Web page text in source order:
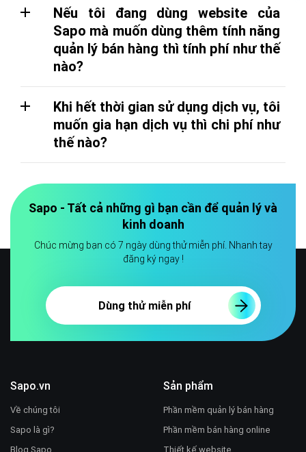
Nếu tôi đang dùng website của
Sapo mà muốn dùng thêm tính năng
quản lý bán hàng thì tính phí như thế
nào?
Khi hết thời gian sử dụng dịch vụ, tôi
muốn gia hạn dịch vụ thì chi phí như
thế nào?
Sapo - Tất cả những gì bạn cần để quản lý và
kinh doanh
Chúc mừng bạn có 7 ngày dùng thử miễn phí. Nhanh tay
đăng ký ngay !
Dùng thử miễn phí
Sapo.vn
Về chúng tôi
Sapo là gì?
Sản phẩm
Phần mềm quản lý bán hàng
Phần mềm bán hàng online